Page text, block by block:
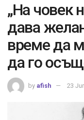
„На човек
дава
време да
да го
by afish 23